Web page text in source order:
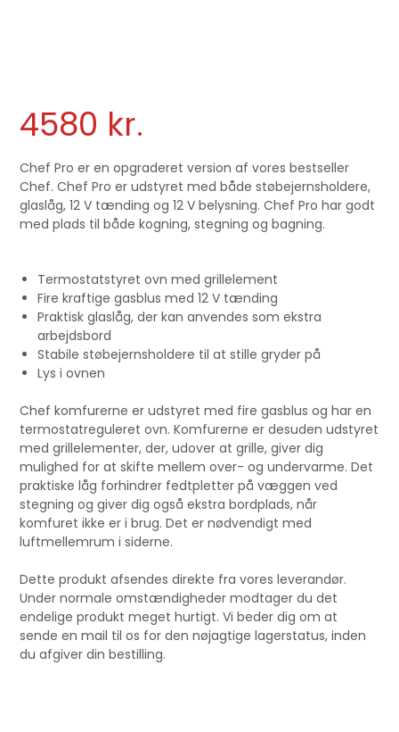
4580 kr.
Chef Pro er en opgraderet version af vores bestseller
Chef. Chef Pro er udstyret med både støbejernsholdere,
glaslåg, 12 V tænding og 12 V belysning. Chef Pro har godt
med plads til både kogning, stegning og bagning.
Termostatstyret ovn med grillelement
Fire kraftige gasblus med 12 V tænding
Praktisk glaslåg, der kan anvendes som ekstra
arbejdsbord
Stabile støbejernsholdere til at stille gryder på
Lys i ovnen
Chef komfurerne er udstyret med fire gasblus og har en
termostatreguleret ovn. Komfurerne er desuden udstyret
med grillelementer, der, udover at grille, giver dig
mulighed for at skifte mellem over- og undervarme. Det
praktiske låg forhindrer fedtpletter på væggen ved
stegning og giver dig også ekstra bordplads, når
komfuret ikke er i brug. Det er nødvendigt med
luftmellemrum i siderne.
Dette produkt afsendes direkte fra vores leverandør.
Under normale omstændigheder modtager du det
endelige produkt meget hurtigt. Vi beder dig om at
sende en mail til os for den nøjagtige lagerstatus, inden
du afgiver din bestilling.